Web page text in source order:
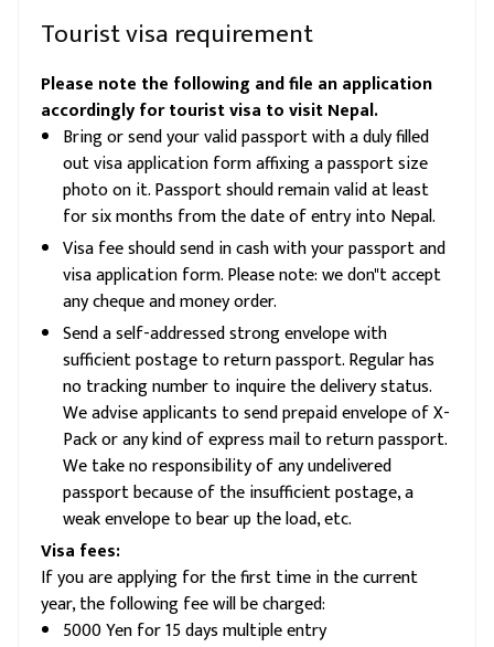
Tourist visa requirement
Please note the following and file an application
accordingly for tourist visa to visit Nepal.
Bring or send your valid passport with a duly filled
out visa application form affixing a passport size
photo on it. Passport should remain valid at least
for six months from the date of entry into Nepal.
Visa fee should send in cash with your passport and
visa application form. Please note: we don"t accept
any cheque and money order.
Send a self-addressed strong envelope with
sufficient postage to return passport. Regular has
no tracking number to inquire the delivery status.
We advise applicants to send prepaid envelope of X-
Pack or any kind of express mail to return passport.
We take no responsibility of any undelivered
passport because of the insufficient postage, a
weak envelope to bear up the load, etc.
Visa fees:
If you are applying for the first time in the current
year, the following fee will be charged:
5000 Yen for 15 days multiple entry